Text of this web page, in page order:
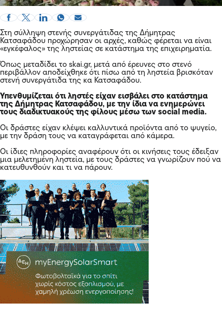
Στη σύλληψη στενής συνεργάτιδας της Δήμητρας
Κατσαφάδου προχώρησαν οι αρχές, καθώς φέρεται να είναι
«εγκέφαλος» της ληστείας σε κατάστημα της επιχειρηματία.
Όπως μεταδίδει το skai.gr, μετά από έρευνες στο στενό
περιβάλλον αποδείχθηκε ότι πίσω από τη ληστεία βρισκόταν
στενή συνεργάτιδα της κα Κατσαφάδου.
Υπενθυμίζεται ότι ληστές είχαν εισβάλει στο κατάστημα
της Δήμητρας Κατσαφάδου, με την ίδια να ενημερώνει
τους διαδικτυακούς της φίλους μέσω των social media.
Οι δράστες είχαν κλέψει καλλυντικά προϊόντα από το ψυγείο,
με την δράση τους να καταγράφεται από κάμερα.
Οι ίδιες πληροφορίες αναφέρουν ότι οι κινήσεις τους έδειξαν
μια μελετημένη ληστεία, με τους δράστες να γνωρίζουν πού να
κατευθυνθούν και τι να πάρουν.